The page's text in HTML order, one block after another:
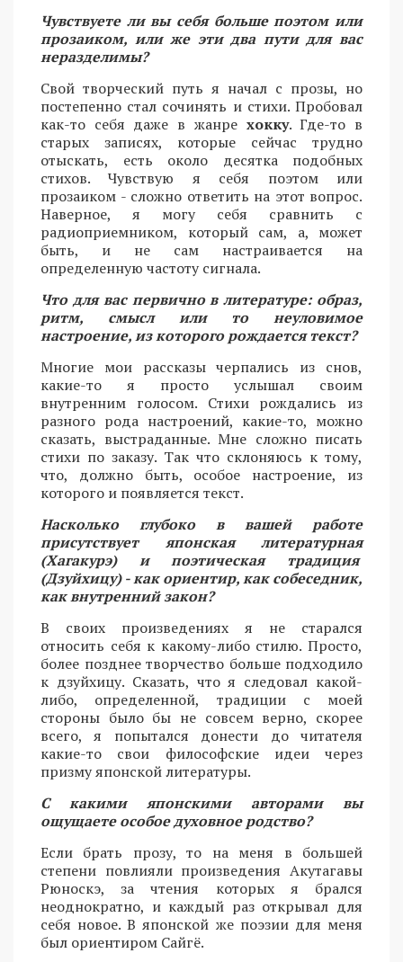
Чувствуете ли вы себя больше поэтом или
прозаиком, или же эти два пути для вас
неразделимы?
Свой творческий путь я начал с прозы, но
постепенно стал сочинять и стихи. Пробовал
как-то себя даже в жанре хокку. Где-то в
старых записях, которые сейчас трудно
отыскать, есть около десятка подобных
стихов. Чувствую я себя поэтом или
прозаиком - сложно ответить на этот вопрос.
Наверное, я могу себя сравнить с
радиоприемником, который сам, а, может
быть, и не сам настраивается на
определенную частоту сигнала.
Что для вас первично в литературе: образ,
ритм, смысл или то неуловимое
настроение, из которого рождается текст?
Многие мои рассказы черпались из снов,
какие-то я просто услышал своим
внутренним голосом. Стихи рождались из
разного рода настроений, какие-то, можно
сказать, выстраданные. Мне сложно писать
стихи по заказу. Так что склоняюсь к тому,
что, должно быть, особое настроение, из
которого и появляется текст.
Насколько глубоко в вашей работе
присутствует японская литературная
(Хагакурэ) и поэтическая традиция
(Дзуйхицу) - как ориентир, как собеседник,
как внутренний закон?
В своих произведениях я не старался
относить себя к какому-либо стилю. Просто,
более позднее творчество больше подходило
к дзуйхицу. Сказать, что я следовал какой-
либо, определенной, традиции с моей
стороны было бы не совсем верно, скорее
всего, я попытался донести до читателя
какие-то свои философские идеи через
призму японской литературы.
С какими японскими авторами вы
ощущаете особое духовное родство?
Если брать прозу, то на меня в большей
степени повлияли произведения Акутагавы
Рюноскэ, за чтения которых я брался
неоднократно, и каждый раз открывал для
себя новое. В японской же поэзии для меня
был ориентиром Сайгё.